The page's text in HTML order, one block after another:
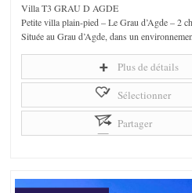
Villa T3 GRAU D AGDE
Petite villa plain-pied – Le Grau d’Agde – 2
Située au Grau d’Agde, dans un
Plus de détails
Sélectionner
Partager